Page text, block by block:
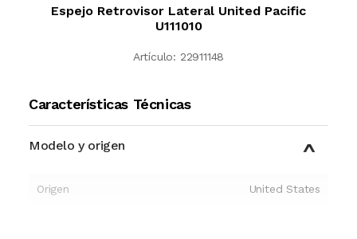
Espejo Retrovisor Lateral United Pacific
U111010
Artículo: 22911148
Características Técnicas
Modelo y origen
Origen United States